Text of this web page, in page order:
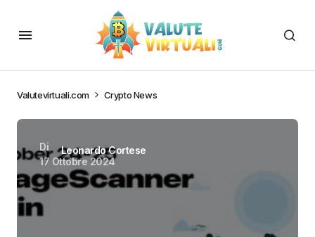
Valutevirtuali.com Crypto News
Di
Leonardo Cortese
17 Ottobre 2024